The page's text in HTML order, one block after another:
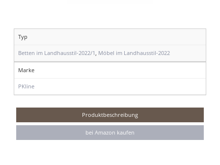
Typ
Betten im Landhausstil-2022/1 , Möbel im Landhausstil-2022
Marke
PKline
Produktbeschreibung
bei Amazon kaufen